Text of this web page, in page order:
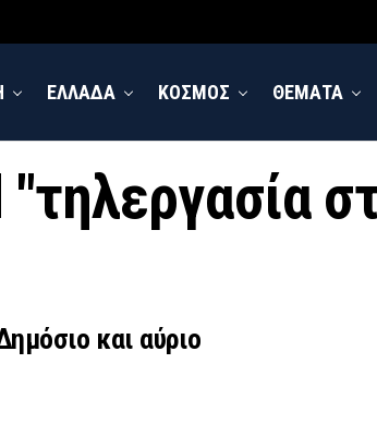
ΕΛΛΑΔΑ ΚΟΣΜΟΣ ΘΕΜΑΤΑ
και αύριο